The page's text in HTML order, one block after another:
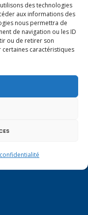
des technologies
aux informations des
nous permettra de
de navigation ou les ID
ou de retirer son
caractéristiques